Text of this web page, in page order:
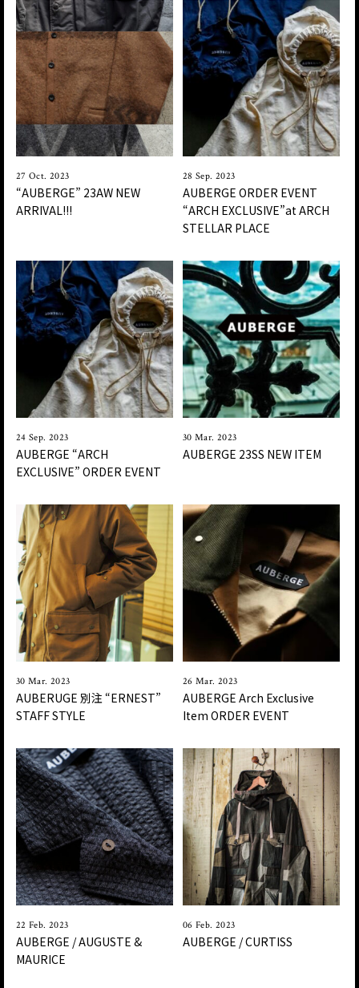
27 Oct. 2023
“AUBERGE” 23AW NEW
ARRIVAL!!!
28 Sep. 2023
AUBERGE ORDER EVENT
“ARCH EXCLUSIVE”at ARCH
STELLAR PLACE
24 Sep. 2023
AUBERGE “ARCH
EXCLUSIVE” ORDER EVENT
30 Mar. 2023
AUBERGE 23SS NEW ITEM
30 Mar. 2023
AUBERUGE 別注 “ERNEST”
STAFF STYLE
26 Mar. 2023
AUBERGE Arch Exclusive
Item ORDER EVENT
22 Feb. 2023
AUBERGE / AUGUSTE &
MAURICE
06 Feb. 2023
AUBERGE / CURTISS